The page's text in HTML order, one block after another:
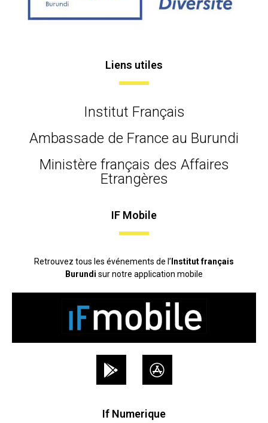
Liens utiles
Institut Français
Ambassade de France au Burundi
Ministère français des Affaires
Etrangères
IF Mobile
Retrouvez tous les événements de l’ Institut français
Burundi sur notre application mobile
If Numerique